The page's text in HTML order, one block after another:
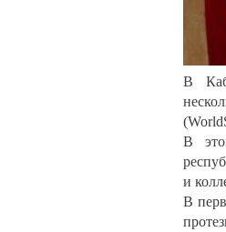
В
В
и
В